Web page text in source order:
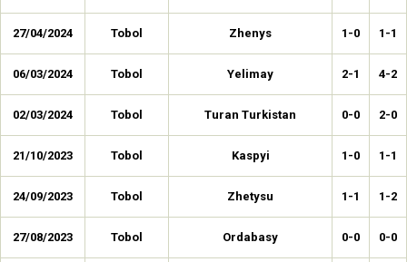
27/04/2024 Tobol Zhenys 1-0 1-1
06/03/2024 Tobol Yelimay 2-1 4-2
02/03/2024 Tobol Turan Turkistan 0-0 2-0
21/10/2023 Tobol Kaspyi 1-0 1-1
24/09/2023 Tobol Zhetysu 1-1 1-2
27/08/2023 Tobol Ordabasy 0-0 0-0